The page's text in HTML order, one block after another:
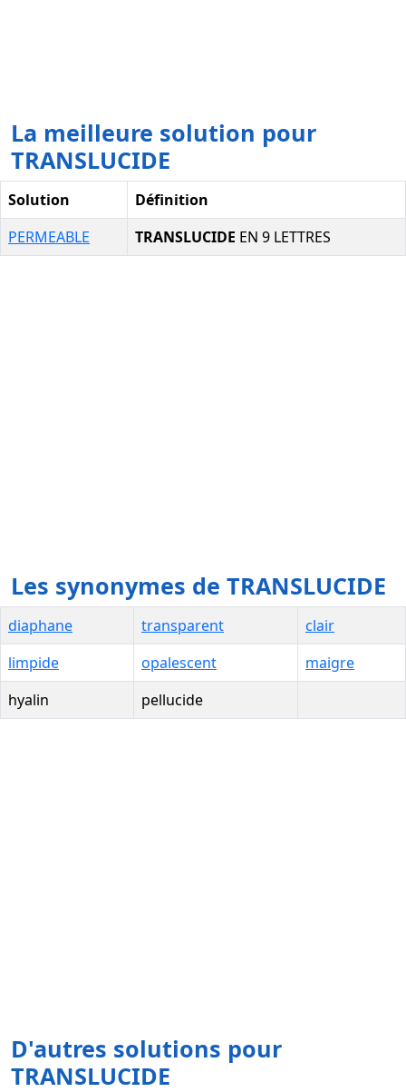
La meilleure solution pour
TRANSLUCIDE
Solution
Définition
PERMEABLE
TRANSLUCIDE EN 9 LETTRES
Les synonymes de TRANSLUCIDE
diaphane transparent
clair
limpide
opalescent
maigre
hyalin
pellucide
D'autres solutions pour
TRANSLUCIDE